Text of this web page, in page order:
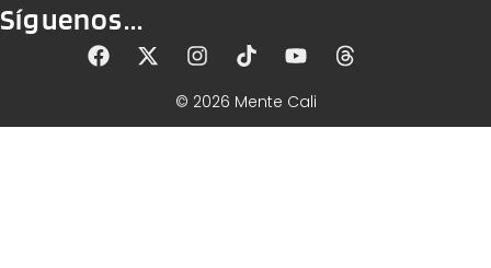
Síguenos...
© 2026 Mente Cali